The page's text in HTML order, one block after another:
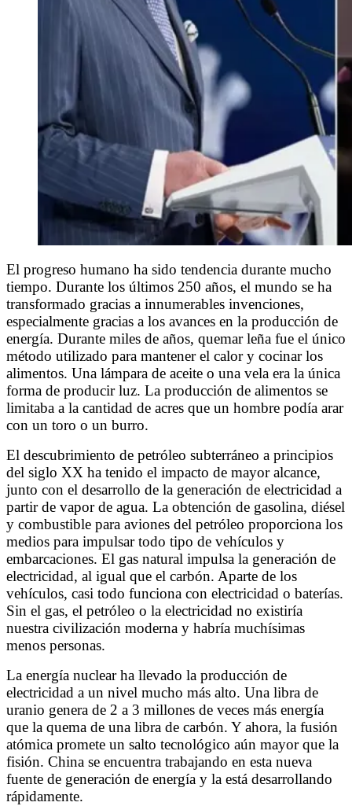
El progreso humano ha sido tendencia durante mucho
tiempo. Durante los últimos 250 años, el mundo se ha
transformado gracias a innumerables invenciones,
especialmente gracias a los avances en la producción de
energía. Durante miles de años, quemar leña fue el único
método utilizado para mantener el calor y cocinar los
alimentos. Una lámpara de aceite o una vela era la única
forma de producir luz. La producción de alimentos se
limitaba a la cantidad de acres que un hombre podía arar
con un toro o un burro.
El descubrimiento de petróleo subterráneo a principios
del siglo XX ha tenido el impacto de mayor alcance,
junto con el desarrollo de la generación de electricidad a
partir de vapor de agua. La obtención de gasolina, diésel
y combustible para aviones del petróleo proporciona los
medios para impulsar todo tipo de vehículos y
embarcaciones. El gas natural impulsa la generación de
electricidad, al igual que el carbón. Aparte de los
vehículos, casi todo funciona con electricidad o baterías.
Sin el gas, el petróleo o la electricidad no existiría
nuestra civilización moderna y habría muchísimas
menos personas.
La energía nuclear ha llevado la producción de
electricidad a un nivel mucho más alto. Una libra de
uranio genera de 2 a 3 millones de veces más energía
que la quema de una libra de carbón. Y ahora, la fusión
atómica promete un salto tecnológico aún mayor que la
fisión. China se encuentra trabajando en esta nueva
fuente de generación de energía y la está desarrollando
rápidamente.